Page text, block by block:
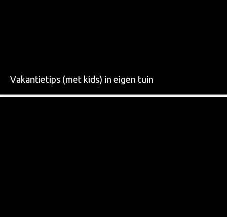
Vakantietips (met kids) in eigen tuin